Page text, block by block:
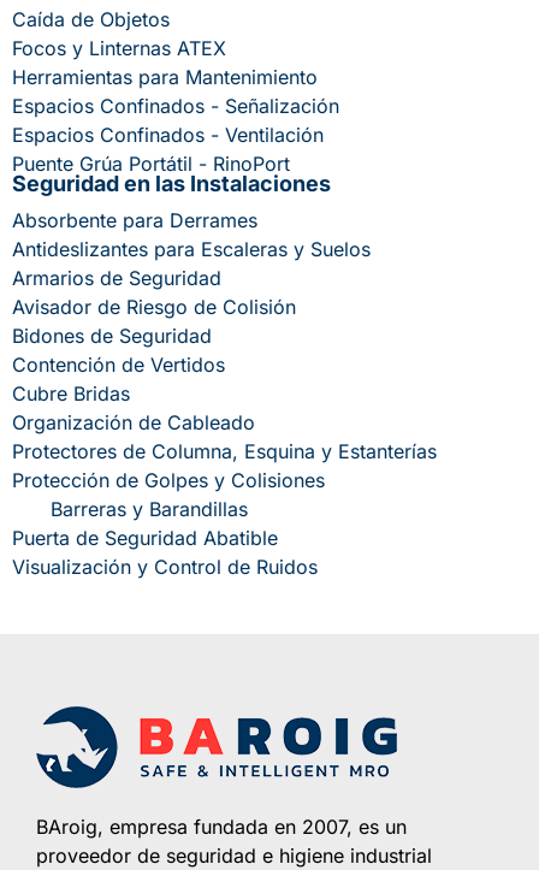
Caída de Objetos
Focos y Linternas ATEX
Herramientas para Mantenimiento
Espacios Confinados - Señalización
Espacios Confinados - Ventilación
Puente Grúa Portátil - RinoPort
Seguridad en las Instalaciones
Absorbente para Derrames
Antideslizantes para Escaleras y Suelos
Armarios de Seguridad
Avisador de Riesgo de Colisión
Bidones de Seguridad
Contención de Vertidos
Cubre Bridas
Organización de Cableado
Protectores de Columna, Esquina y Estanterías
Protección de Golpes y Colisiones
Barreras y Barandillas
Puerta de Seguridad Abatible
Visualización y Control de Ruidos
BAroig, empresa fundada en 2007, es un
proveedor de seguridad e higiene industrial